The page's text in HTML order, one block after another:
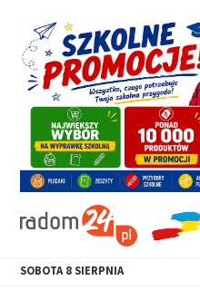
SOBOTA 8 SIERPNIA